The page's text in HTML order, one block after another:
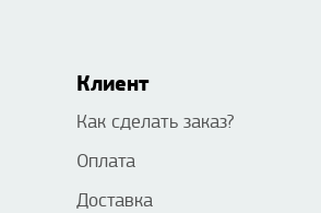
Клиент
Как сделать заказ?
Оплата
Доставка